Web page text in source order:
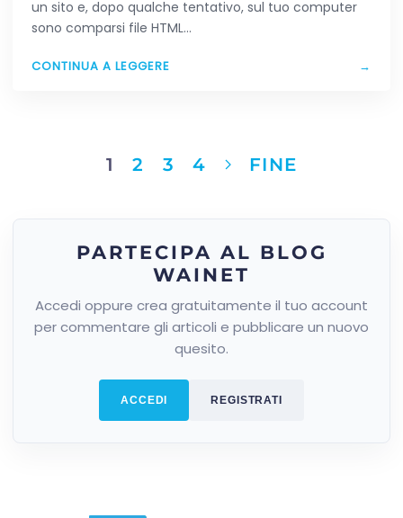
un sito e, dopo qualche tentativo, sul tuo computer
sono comparsi file HTML…
CONTINUA A LEGGERE →
1 2 3 4 FINE
PARTECIPA AL BLOG
WAINET
Accedi oppure crea gratuitamente il tuo account
per commentare gli articoli e pubblicare un nuovo
quesito.
ACCEDI REGISTRATI